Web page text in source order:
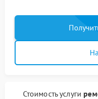
Стоимость услуги